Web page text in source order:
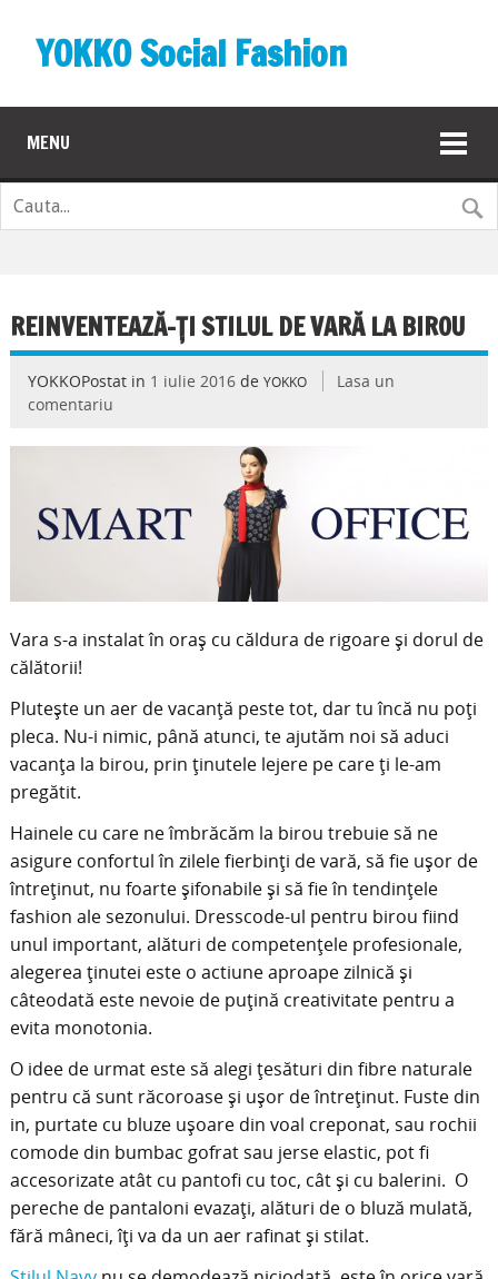
YOKKO Social Fashion
MENU
REINVENTEAZĂ-ȚI STILUL DE VARĂ LA BIROU
YOKKOPostat in 1 iulie 2016de YOKKO
Lasa un
comentariu
Vara s-a instalat în oraş cu căldura de rigoare și dorul de
călătorii!
Plutește un aer de vacanță peste tot, dar tu încă nu poți
pleca. Nu-i nimic, până atunci, te ajutăm noi să aduci
vacanța la birou, prin ținutele lejere pe care ți le-am
pregătit.
Hainele cu care ne îmbrăcăm la birou trebuie să ne
asigure confortul în zilele fierbinți de vară, să fie uşor de
întreţinut, nu foarte şifonabile și să fie în tendințele
fashion ale sezonului. Dresscode-ul pentru birou fiind
unul important, alături de competențele profesionale,
alegerea ținutei este o actiune aproape zilnică și
câteodată este nevoie de puțină creativitate pentru a
evita monotonia.
O idee de urmat este să alegi țesături din fibre naturale
pentru că sunt răcoroase și ușor de întreținut. Fuste din
in, purtate cu bluze ușoare din voal creponat, sau rochii
comode din bumbac gofrat sau jerse elastic, pot fi
accesorizate atât cu pantofi cu toc, cât și cu balerini. O
pereche de pantaloni evazați, alături de o bluză mulată,
fără mâneci, îți va da un aer rafinat și stilat.